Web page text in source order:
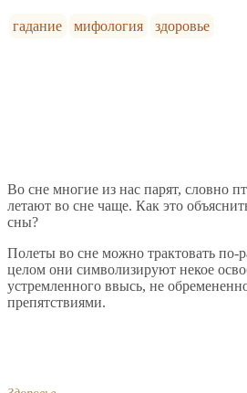
гадание мифология здоровье
Во сне многие из нас парят, словно
летают во сне чаще. Как это
сны?
Полеты во сне можно трактовать по-
целом они символизируют некое
устремленного ввысь, не
препятствиями.